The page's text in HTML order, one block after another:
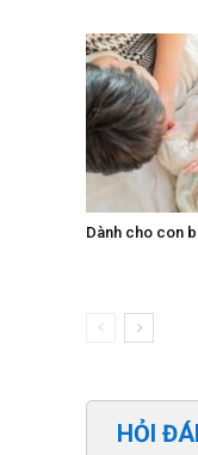
Dành cho con
HỎI